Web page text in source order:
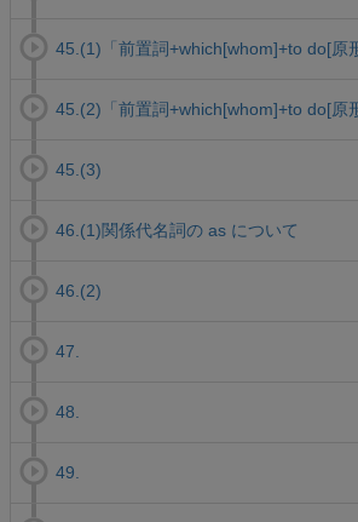
45.(1)「前置詞+which[whom]+to do[
45.(2)「前置詞+which[whom]+to do[
45.(3)
46.(1)関係代名詞の as について
46.(2)
47.
48.
49.